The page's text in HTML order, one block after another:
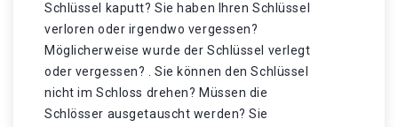
Schlüssel kaputt? Sie haben Ihren Schlüssel
verloren oder irgendwo vergessen?
Möglicherweise wurde der Schlüssel verlegt
oder vergessen? . Sie können den Schlüssel
nicht im Schloss drehen? Müssen die
Schlösser ausgetauscht werden? Sie